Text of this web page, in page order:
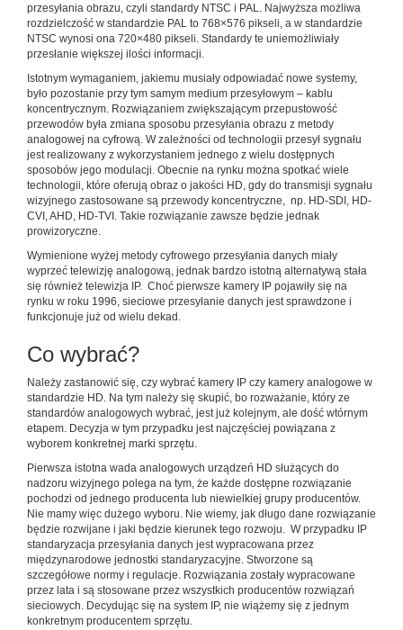
przesyłania obrazu, czyli standardy NTSC i PAL. Najwyższa możliwa
rozdzielczość w standardzie PAL to 768×576 pikseli, a w standardzie
NTSC wynosi ona 720×480 pikseli. Standardy te uniemożliwiały
przesłanie większej ilości informacji.
Istotnym wymaganiem, jakiemu musiały odpowiadać nowe systemy,
było pozostanie przy tym samym medium przesyłowym – kablu
koncentrycznym. Rozwiązaniem zwiększającym przepustowość
przewodów była zmiana sposobu przesyłania obrazu z metody
analogowej na cyfrową. W zależności od technologii przesył sygnału
jest realizowany z wykorzystaniem jednego z wielu dostępnych
sposobów jego modulacji. Obecnie na rynku można spotkać wiele
technologii, które oferują obraz o jakości HD, gdy do transmisji sygnału
wizyjnego zastosowane są przewody koncentryczne, np. HD-SDI, HD-
CVI, AHD, HD-TVI. Takie rozwiązanie zawsze będzie jednak
prowizoryczne.
Wymienione wyżej metody cyfrowego przesyłania danych miały
wyprzeć telewizję analogową, jednak bardzo istotną alternatywą stała
się również telewizja IP. Choć pierwsze kamery IP pojawiły się na
rynku w roku 1996, sieciowe przesyłanie danych jest sprawdzone i
funkcjonuje już od wielu dekad.
Co wybrać?
Należy zastanowić się, czy wybrać kamery IP czy kamery analogowe w
standardzie HD. Na tym należy się skupić, bo rozważanie, który ze
standardów analogowych wybrać, jest już kolejnym, ale dość wtórnym
etapem. Decyzja w tym przypadku jest najczęściej powiązana z
wyborem konkretnej marki sprzętu.
Pierwsza istotna wada analogowych urządzeń HD służących do
nadzoru wizyjnego polega na tym, że każde dostępne rozwiązanie
pochodzi od jednego producenta lub niewielkiej grupy producentów.
Nie mamy więc dużego wyboru. Nie wiemy, jak długo dane rozwiązanie
będzie rozwijane i jaki będzie kierunek tego rozwoju. W przypadku IP
standaryzacja przesyłania danych jest wypracowana przez
międzynarodowe jednostki standaryzacyjne. Stworzone są
szczegółowe normy i regulacje. Rozwiązania zostały wypracowane
przez lata i są stosowane przez wszystkich producentów rozwiązań
sieciowych. Decydując się na system IP, nie wiążemy się z jednym
konkretnym producentem sprzętu.